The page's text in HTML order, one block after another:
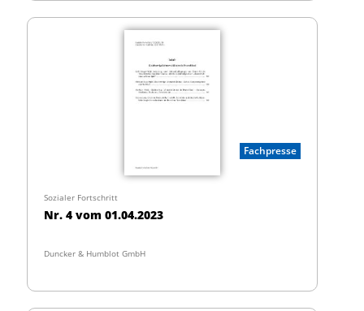
Fachpresse
Sozialer Fortschritt
Nr. 4 vom 01.04.2023
Duncker & Humblot GmbH